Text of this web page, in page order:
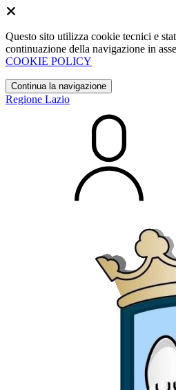
Questo sito utilizza cookie tecnici e
continuazione della navigazione in
COOKIE POLICY
Continua la navigazione
Regione Lazio